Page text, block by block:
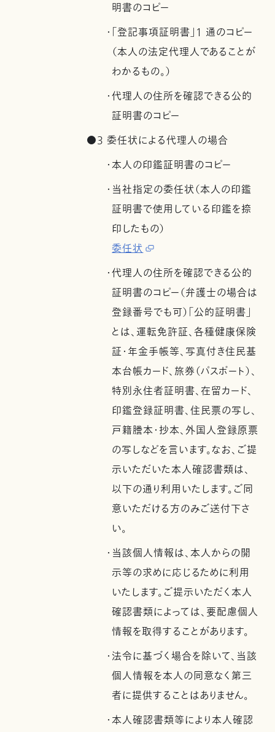
明書のコピー
・「登記事項証明書」1 通のコピー
（本人の法定代理人であることが
わかるもの。）
・代理人の住所を確認できる公的
証明書のコピー
●3 委任状による代理人の場合
・本人の印鑑証明書のコピー
・当社指定の委任状（本人の印鑑
証明書で使用している印鑑を捺
印したもの）
委任状
・代理人の住所を確認できる公的
証明書のコピー（弁護士の場合は
登録番号でも可）「公的証明書」
とは、運転免許証、各種健康保険
証・年金手帳等、写真付き住民基
本台帳カード、旅券（パスポート）、
特別永住者証明書、在留カード、
印鑑登録証明書、住民票の写し、
戸籍謄本・抄本、外国人登録原票
の写しなどを言います。なお、ご提
示いただいた本人確認書類は、
以下の通り利用いたします。ご同
意いただける方のみご送付下さ
い。
・当該個人情報は、本人からの開
示等の求めに応じるために利用
いたします。ご提示いただく本人
確認書類によっては、要配慮個人
情報を取得することがあります。
・法令に基づく場合を除いて、当該
個人情報を本人の同意なく第三
者に提供することはありません。
・本人確認書類等により本人確認